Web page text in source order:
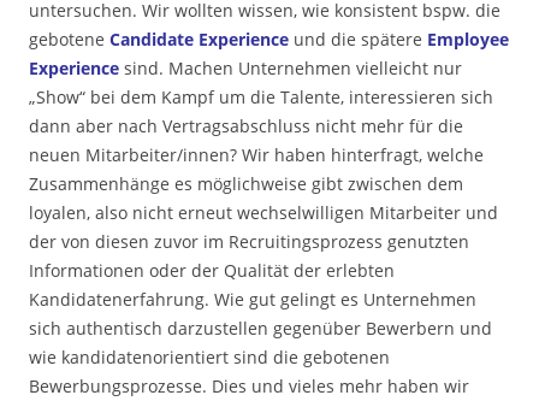
untersuchen. Wir wollten wissen, wie konsistent bspw. die
gebotene Candidate Experience und die spätere Employee
Experience sind. Machen Unternehmen vielleicht nur
„Show“ bei dem Kampf um die Talente, interessieren sich
dann aber nach Vertragsabschluss nicht mehr für die
neuen Mitarbeiter/innen? Wir haben hinterfragt, welche
Zusammenhänge es möglichweise gibt zwischen dem
loyalen, also nicht erneut wechselwilligen Mitarbeiter und
der von diesen zuvor im Recruitingsprozess genutzten
Informationen oder der Qualität der erlebten
Kandidatenerfahrung. Wie gut gelingt es Unternehmen
sich authentisch darzustellen gegenüber Bewerbern und
wie kandidatenorientiert sind die gebotenen
Bewerbungsprozesse. Dies und vieles mehr haben wir